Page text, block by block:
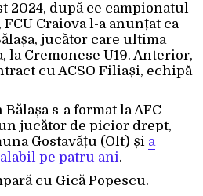
după ce campionatul
Craiova l-a anunțat ca
jucător care ultima
la Cremonese U19. Anterior,
cu ACSO Filiași, echipă
s-a format la AFC
jucător de picior drept,
Gostavățu (Olt) și a
pe patru ani.
cu Gică Popescu.